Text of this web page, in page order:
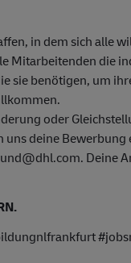
in dem sich alle
Mitarbeitenden die
sie benötigen, um
oder
deine
Deine